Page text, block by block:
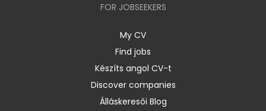
FOR JOBSEEKERS
My CV
Find jobs
Készíts angol CV-t
Discover companies
Álláskeresői Blog